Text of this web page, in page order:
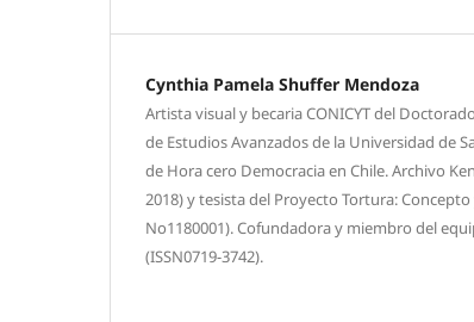
Cynthia Pamela Shuffer Mendoza
Artista visual y becaria CONICYT del
de Estudios Avanzados de la Universidad de
de Hora cero Democracia en Chile. Archivo
2018) y tesista del Proyecto Tortura: Concepto
No1180001). Cofundadora y miembro del
(ISSN0719-3742).